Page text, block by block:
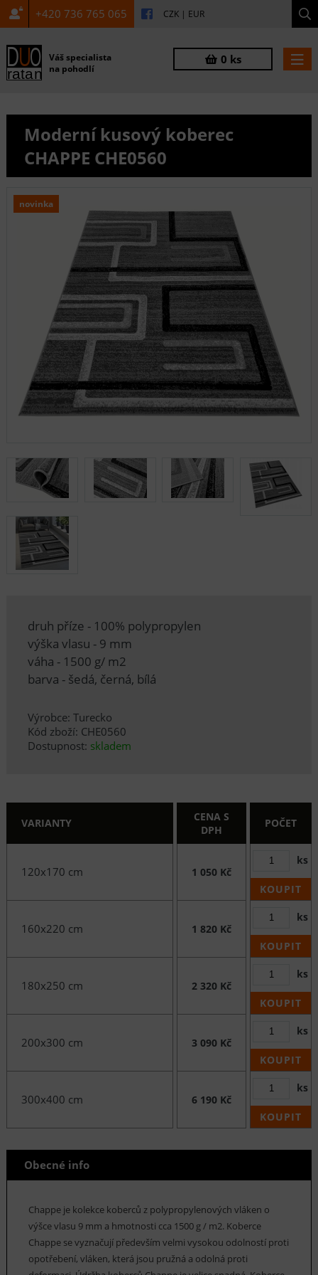
+420 736 765 065 CZK | EUR
Váš specialista
na pohodlí
0 ks
Moderní kusový koberec
CHAPPE CHE0560
novinka
druh příze - 100% polypropylen
výška vlasu - 9 mm
váha - 1500 g/ m2
barva - šedá, černá, bílá
Výrobce: Turecko
Kód zboží: CHE0560
Dostupnost: skladem
VARIANTY
CENA S
DPH
POČET
120x170 cm 1 050 Kč
ks
KOUPIT
160x220 cm 1 820 Kč
ks
KOUPIT
180x250 cm 2 320 Kč
ks
KOUPIT
200x300 cm 3 090 Kč
ks
KOUPIT
300x400 cm 6 190 Kč
ks
KOUPIT
Obecné info
Chappe je kolekce koberců z polypropylenových vláken o
výšce vlasu 9 mm a hmotnosti cca 1500 g / m2. Koberce
Chappe se vyznačují především velmi vysokou odolností proti
opotřebení, vláken, která jsou pružná a odolná proti